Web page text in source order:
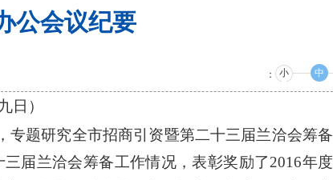
公会议纪要
： 小 中
日）
专题研究全市招商引资暨第二十三届兰洽会筹备
届兰洽会筹备工作情况，表彰奖励了2016年度